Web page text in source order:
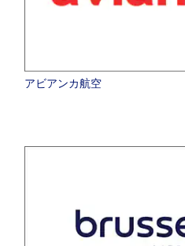
アビアンカ航空